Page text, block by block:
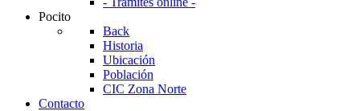
Pocito
Back
Historia
Ubicación
Población
CIC Zona Norte
Contacto